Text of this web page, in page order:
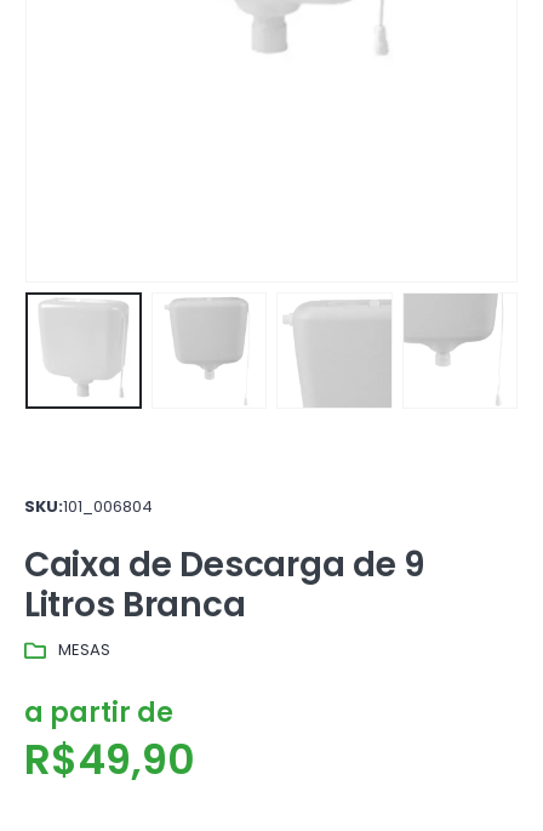
SKU:101_006804
Caixa de Descarga de 9
Litros Branca
MESAS
a partir de
R$49,90